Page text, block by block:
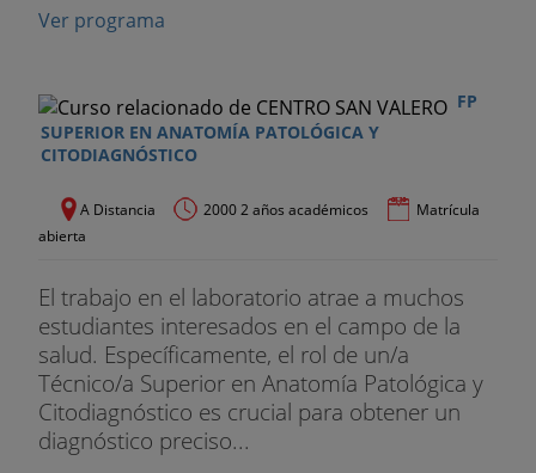
Ver programa
FP
SUPERIOR EN ANATOMÍA PATOLÓGICA Y
CITODIAGNÓSTICO
A Distancia 2000 2 años académicos
Matrícula
abierta
El trabajo en el laboratorio atrae a muchos
estudiantes interesados en el campo de la
salud. Específicamente, el rol de un/a
Técnico/a Superior en Anatomía Patológica y
Citodiagnóstico es crucial para obtener un
diagnóstico preciso...